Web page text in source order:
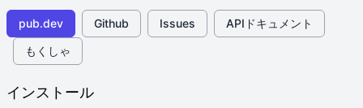
pub.dev Github Issues
APIドキュメント
もくしゃ
インストール